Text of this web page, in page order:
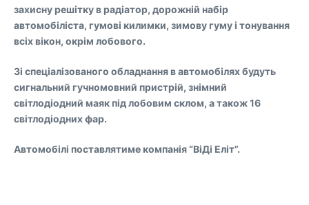
захисну решітку в радіатор, дорожній набір
автомобіліста, гумові килимки, зимову гуму і тонування
всіх вікон, окрім лобового.
Зі спеціалізованого обладнання в автомобілях будуть
сигнальний гучномовний пристрій, знімний
світлодіодний маяк під лобовим склом, а також 16
світлодіодних фар.
Автомобілі поставлятиме компанія “ВіДі Еліт”.